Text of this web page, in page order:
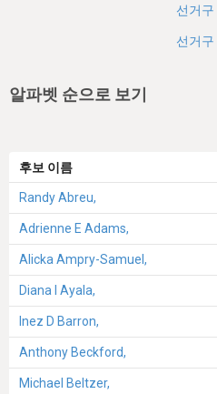
선거구
선거구
알파벳 순으로 보기
후보 이름
Randy Abreu,
Adrienne E Adams,
Alicka Ampry-Samuel,
Diana I Ayala,
Inez D Barron,
Anthony Beckford,
Michael Beltzer,